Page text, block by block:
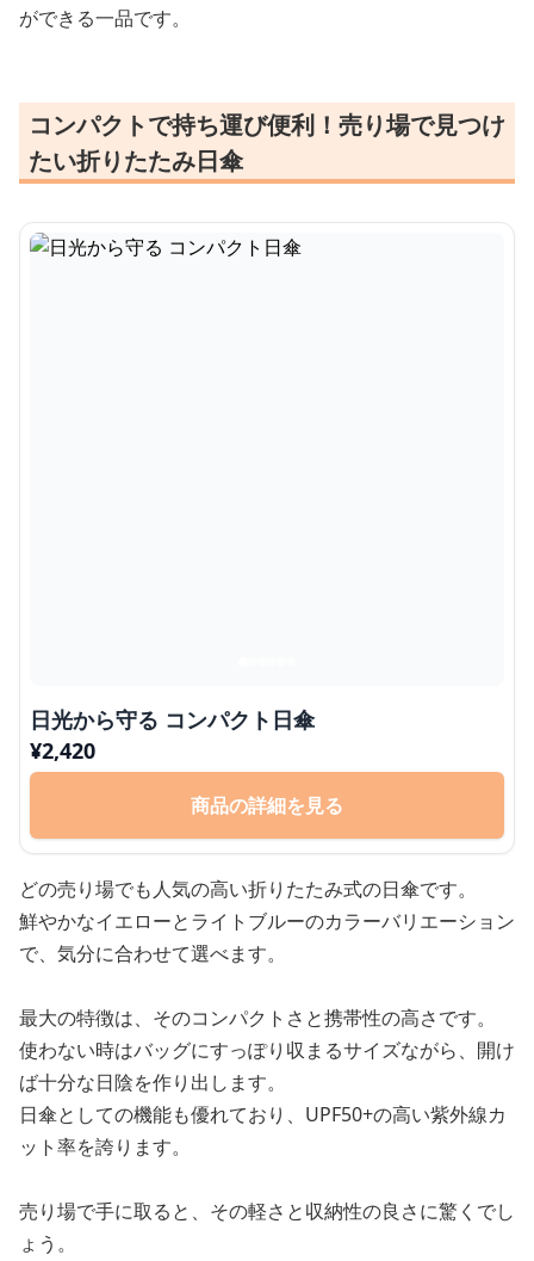
ができる一品です。
コンパクトで持ち運び便利！売り場で見つけ
たい折りたたみ日傘
日光から守る コンパクト日傘
¥2,420
商品の詳細を見る
どの売り場でも人気の高い折りたたみ式の日傘です。
鮮やかなイエローとライトブルーのカラーバリエーション
で、気分に合わせて選べます。
最大の特徴は、そのコンパクトさと携帯性の高さです。
使わない時はバッグにすっぽり収まるサイズながら、開け
ば十分な日陰を作り出します。
日傘としての機能も優れており、UPF50+の高い紫外線カ
ット率を誇ります。
売り場で手に取ると、その軽さと収納性の良さに驚くでし
ょう。